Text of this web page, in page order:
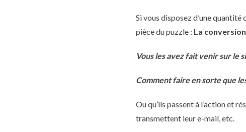
Si vous disposez d’une
pièce du puzzle : La
Vous les avez fait venir sur le
Comment faire en sorte que
Ou qu’ils passent à l’action et
transmettent leur e-mail, etc.